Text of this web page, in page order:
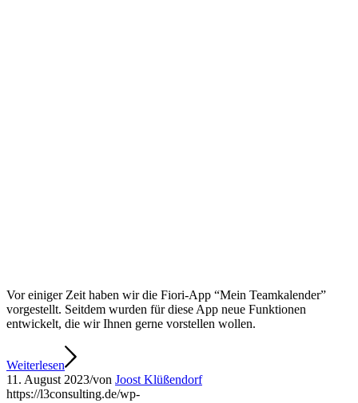
Vor einiger Zeit haben wir die Fiori-App “Mein Teamkalender”
vorgestellt. Seitdem wurden für diese App neue Funktionen
entwickelt, die wir Ihnen gerne vorstellen wollen.
Weiterlesen
11. August 2023/von Joost Klüßendorf
https://l3consulting.de/wp-